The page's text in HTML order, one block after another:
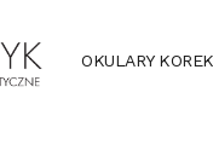
OKULARY